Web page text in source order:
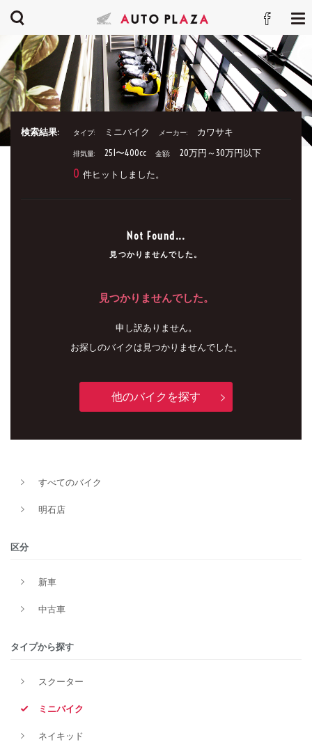
検索結果: タイプ: ミニバイク メーカー: カワサキ
排気量: 251〜400cc 金額: 20万円～30万円以下
0 件ヒットしました。
Not Found...
見つかりませんでした。
見つかりませんでした。
申し訳ありません。
お探しのバイクは見つかりませんでした。
他のバイクを探す
すべてのバイク
明石店
区分
新車
中古車
タイプから探す
スクーター
ミニバイク
ネイキッド
新車
タイプ
価格